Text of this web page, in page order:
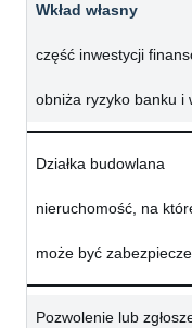
Wkład własny
część inwestycji
obniża ryzyko banku i
Działka budowlana
nieruchomość, na
może być
Pozwolenie lub